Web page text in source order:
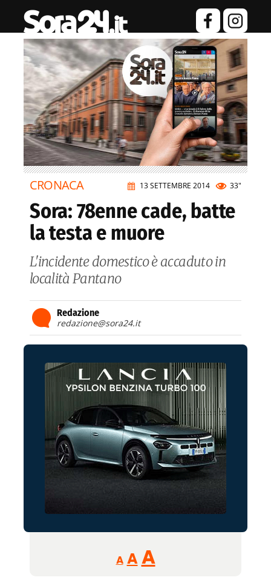
13 SETTEMBRE 2014 33"
CRONACA
Sora: 78enne cade, batte
la testa e muore
L'incidente domestico è accaduto in
località Pantano
Redazione
redazione@sora24.it
A
Reducir
tamaño
A Restablecer
AAumentar